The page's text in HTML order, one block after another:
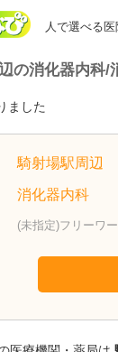
人で選べる
の消化器内科/
ました
騎射場駅周辺
消化器内科
(未指定)フリーワ